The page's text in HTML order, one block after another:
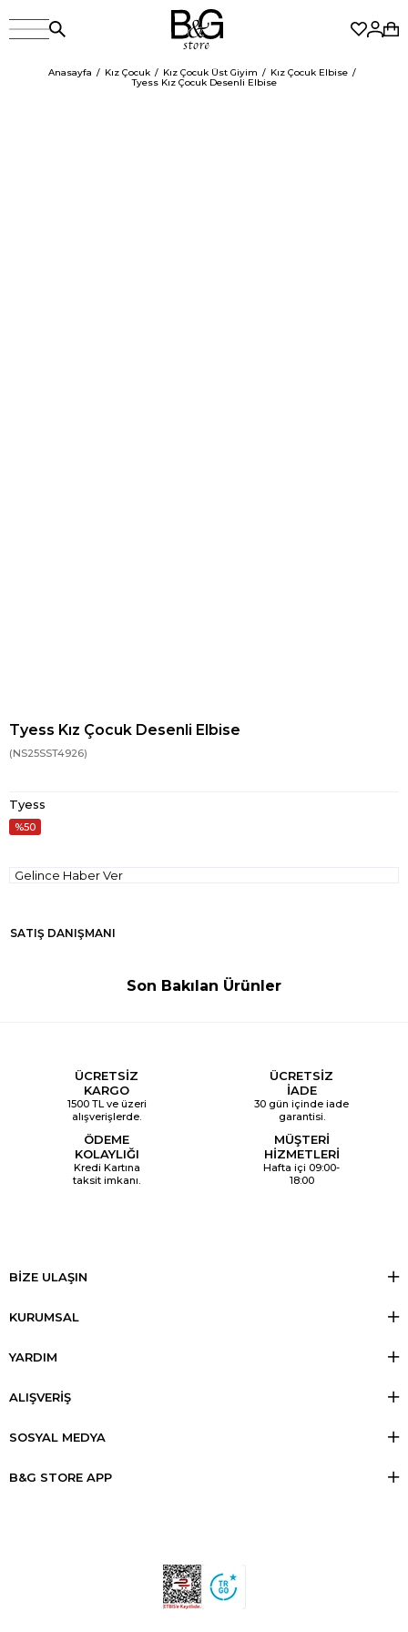
Anasayfa Kız Çocuk Kız Çocuk Üst Giyim
Kız Çocuk Elbise
Tyess Kız Çocuk Desenli Elbise
Tyess Kız Çocuk Desenli Elbise
(NS25SST4926)
Tyess
50
Gelince Haber Ver
SATIŞ DANIŞMANI
Son Bakılan Ürünler
ÜCRETSİZ
KARGO
1500 TL ve üzeri
alışverişlerde.
ÜCRETSİZ
İADE
30 gün içinde iade
garantisi.
ÖDEME
KOLAYLIĞI
Kredi Kartına
taksit imkanı.
MÜŞTERİ
HİZMETLERİ
Hafta içi 09:00-
18:00
BİZE ULAŞIN
KURUMSAL
YARDIM
ALIŞVERİŞ
SOSYAL MEDYA
B&G STORE APP